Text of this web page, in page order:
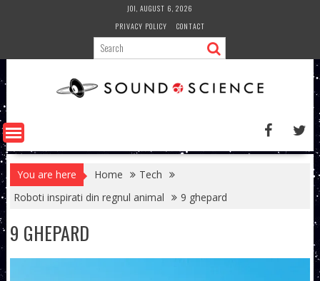
JOI, AUGUST 6, 2026
PRIVACY POLICY
CONTACT
You are here Home
Tech
Roboti inspirati din regnul animal
9 ghepard
9 GHEPARD